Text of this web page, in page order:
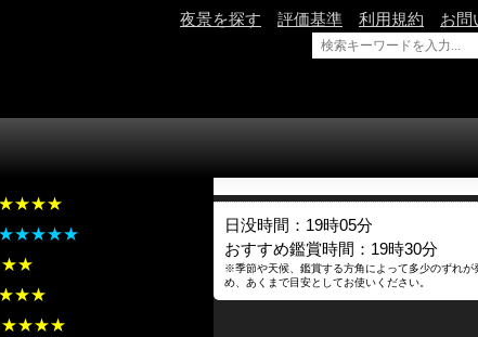
夜景を探す 評価基準 利用規約 お問
★★★★
★★★★★
★★
★★★
★★★★
日没時間：19時05分
おすすめ鑑賞時間：19時30分
※季節や天候、鑑賞する方角によって多少のずれが
め、あくまで目安としてお使いください。